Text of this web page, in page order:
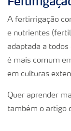
A fertirrigação
e nutrientes
adaptada a
é mais comum
em culturas
Quer aprender
também o artigo